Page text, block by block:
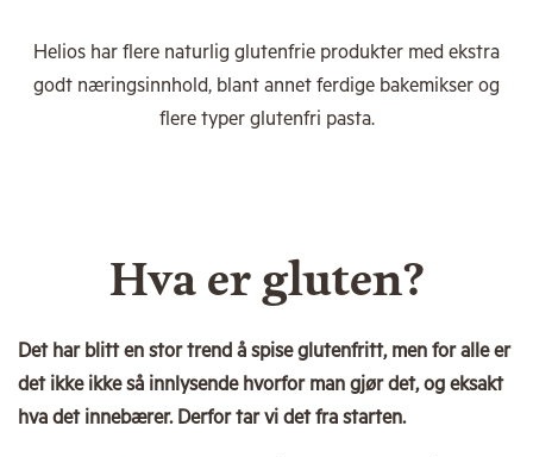
Helios har flere naturlig glutenfrie produkter med ekstra
godt næringsinnhold, blant annet ferdige bakemikser og
flere typer glutenfri pasta.
Hva er gluten?
Det har blitt en stor trend å spise glutenfritt, men for alle er
det ikke ikke så innlysende hvorfor man gjør det, og eksakt
hva det innebærer. Derfor tar vi det fra starten.